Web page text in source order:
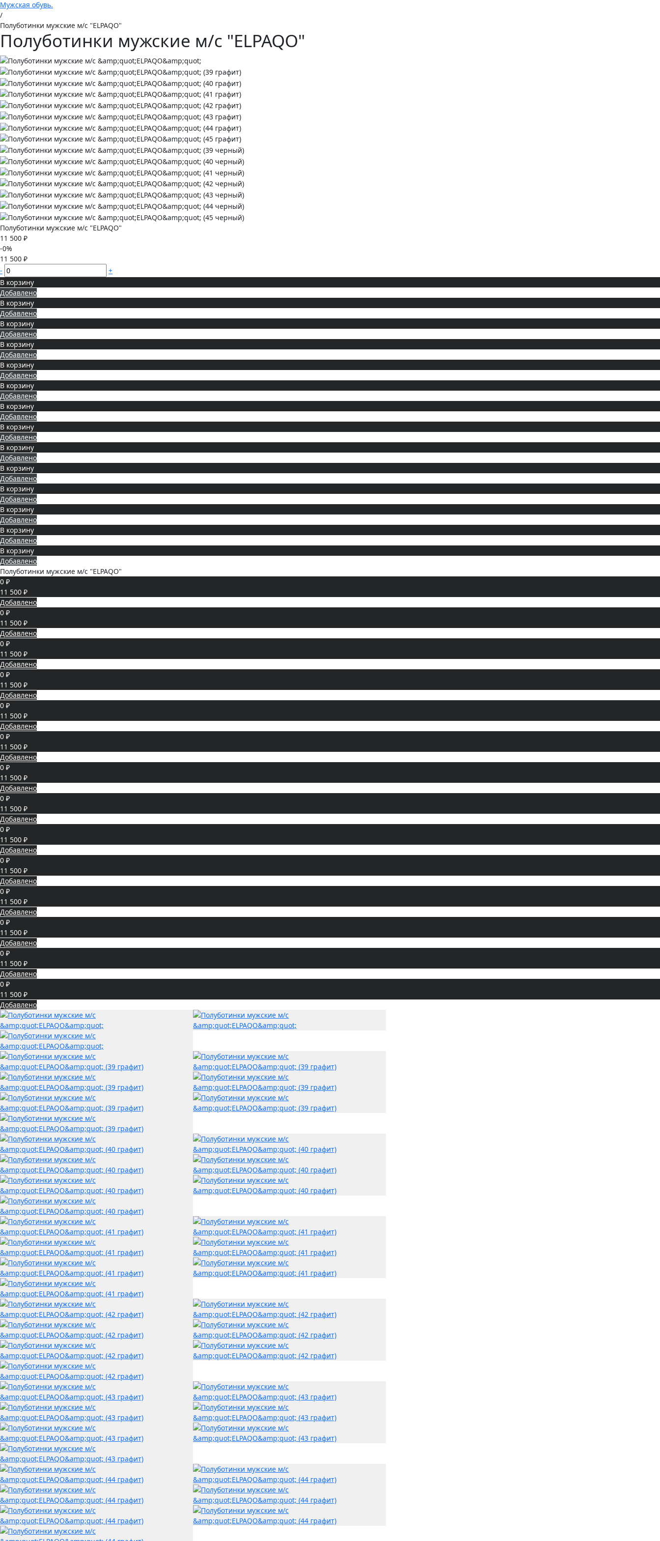
Мужская обувь.
/
Полуботинки мужские м/с "ELPAQO"
Полуботинки мужские м/с "ELPAQO"
Полуботинки мужские м/с "ELPAQO"
11 500 ₽
-0%
11 500 ₽
-
+
В корзину
Добавлено
В корзину
Добавлено
В корзину
Добавлено
В корзину
Добавлено
В корзину
Добавлено
В корзину
Добавлено
В корзину
Добавлено
В корзину
Добавлено
В корзину
Добавлено
В корзину
Добавлено
В корзину
Добавлено
В корзину
Добавлено
В корзину
Добавлено
В корзину
Добавлено
Полуботинки мужские м/с "ELPAQO"
0 ₽
11 500 ₽
Добавлено
0 ₽
11 500 ₽
Добавлено
0 ₽
11 500 ₽
Добавлено
0 ₽
11 500 ₽
Добавлено
0 ₽
11 500 ₽
Добавлено
0 ₽
11 500 ₽
Добавлено
0 ₽
11 500 ₽
Добавлено
0 ₽
11 500 ₽
Добавлено
0 ₽
11 500 ₽
Добавлено
0 ₽
11 500 ₽
Добавлено
0 ₽
11 500 ₽
Добавлено
0 ₽
11 500 ₽
Добавлено
0 ₽
11 500 ₽
Добавлено
0 ₽
11 500 ₽
Добавлено